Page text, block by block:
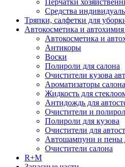
Перчатки
Средства
Тряпки, салфетки для
Автокосметика и автохимия
Автокосметика и
Антикоры
Воски
Полироли для салона
Очистители кузова
Ароматизаторы
Жидкость для
Антидождь для
Очистители и
Полироли для кузова
Очистители для
Автошампуни и пены
Очистители салона
R+M